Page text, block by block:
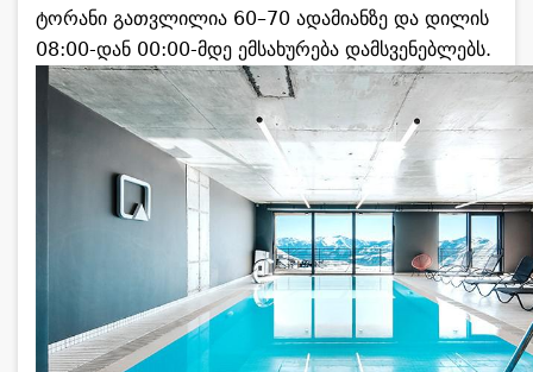
ტო­რა­ნი გათ­ვლი­ლია 60–70 ადა­მი­ან­ზე და დი­ლის
08:00-დან 00:00-მდე ემ­სა­ხუ­რე­ბა დამ­სვე­ნებ­ლებს.